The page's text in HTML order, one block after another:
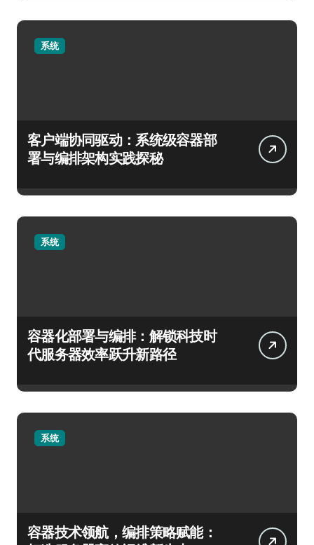
系统
客户端协同驱动：系统级容器部
署与编排架构实践探秘
系统
容器化部署与编排：解锁科技时
代服务器效率跃升新路径
系统
容器技术领航，编排策略赋能：